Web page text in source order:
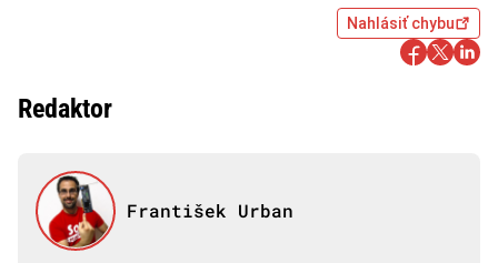
Nahlásiť chybu
Redaktor
František Urban